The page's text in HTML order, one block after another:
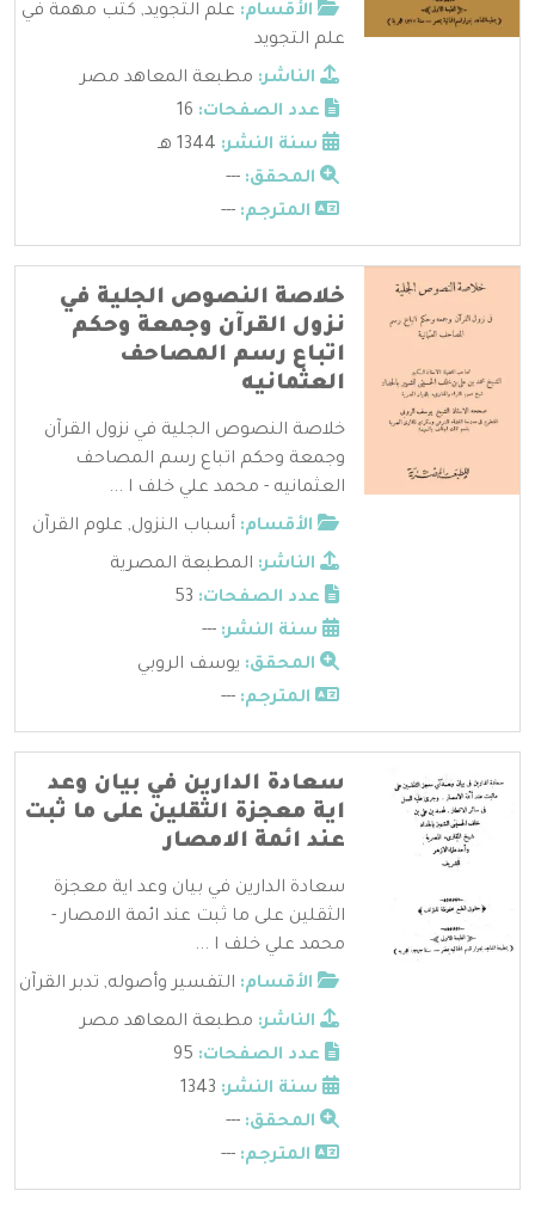
الأقسام: علم التجويد, كتب مهمة في
علم التجويد
الناشر: مطبعة المعاهد مصر
عدد الصفحات:
سنة النشر:
المحقق: ---
المترجم: ---
خلاصة النصوص الجلية في
نزول القرآن وجمعة وحكم
اتباع رسم المصاحف
العثمانيه
خلاصة النصوص الجلية في نزول القرآن
وجمعة وحكم اتباع رسم المصاحف
العثمانيه - محمد علي خلف ا ...
الأقسام: أسباب النزول, علوم القرآن
الناشر: المطبعة المصرية
عدد الصفحات:
سنة النشر: ---
المحقق: يوسف الروبي
المترجم: ---
سعادة الدارين في بيان وعد
اية معجزة الثقلين على ما ثبت
عند ائمة الامصار
سعادة الدارين في بيان وعد اية معجزة
الثقلين على ما ثبت عند ائمة الامصار -
محمد علي خلف ا ...
الأقسام: التفسير وأصوله, تدبر القرآن
الناشر: مطبعة المعاهد مصر
عدد الصفحات:
سنة النشر:
المحقق: ---
المترجم: ---